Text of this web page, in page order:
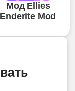
Мод Ellies
Enderite Mod